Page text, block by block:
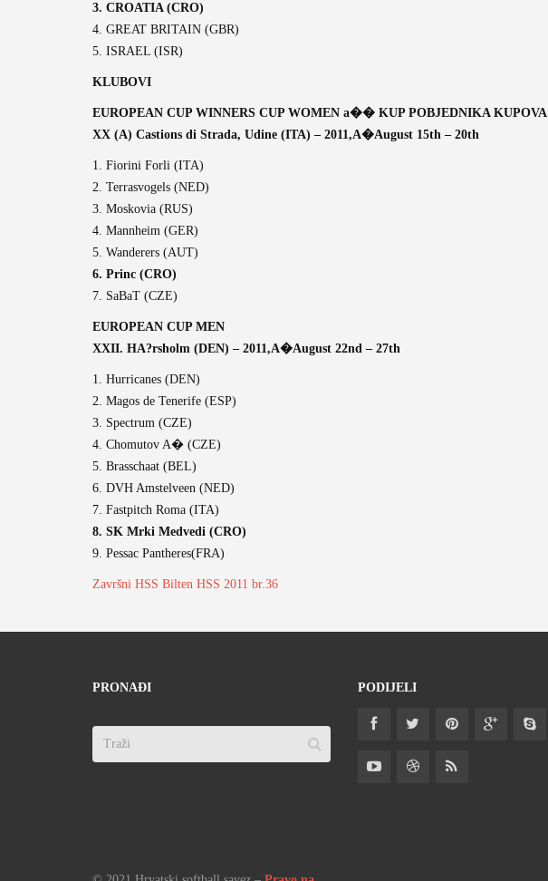
3. CROATIA (CRO)
4. GREAT BRITAIN (GBR)
5. ISRAEL (ISR)
KLUBOVI
EUROPEAN CUP WINNERS CUP WOMEN a�� KUP POBJEDNIKA KUPOVA
XX (A) Castions di Strada, Udine (ITA) – 2011,A�August 15th – 20th
1. Fiorini Forli (ITA)
2. Terrasvogels (NED)
3. Moskovia (RUS)
4. Mannheim (GER)
5. Wanderers (AUT)
6. Princ (CRO)
7. SaBaT (CZE)
EUROPEAN CUP MEN
XXII. HA?rsholm (DEN) – 2011,A�August 22nd – 27th
1. Hurricanes (DEN)
2. Magos de Tenerife (ESP)
3. Spectrum (CZE)
4. Chomutov A� (CZE)
5. Brasschaat (BEL)
6. DVH Amstelveen (NED)
7. Fastpitch Roma (ITA)
8. SK Mrki Medvedi (CRO)
9. Pessac Pantheres(FRA)
Završni HSS Bilten HSS 2011 br.36
PRONAĐI PODIJELI